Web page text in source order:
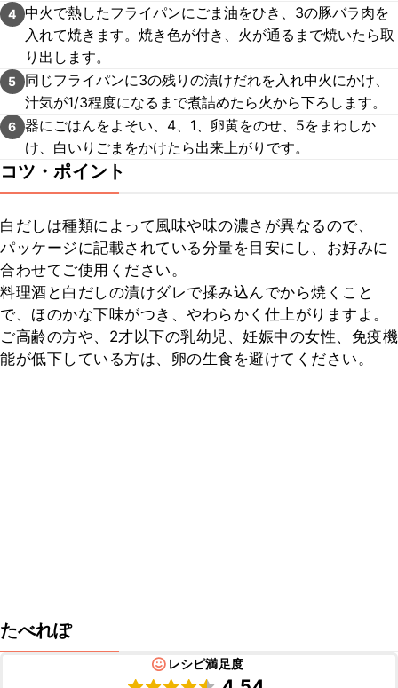
4 中火で熱したフライパンにごま油をひき、3の豚バラ肉を
入れて焼きます。焼き色が付き、火が通るまで焼いたら取
り出します。
5
同じフライパンに3の残りの漬けだれを入れ中火にかけ、
汁気が1/3程度になるまで煮詰めたら火から下ろします。
6 器にごはんをよそい、4、1、卵黄をのせ、5をまわしか
け、白いりごまをかけたら出来上がりです。
コツ・ポイント
白だしは種類によって風味や味の濃さが異なるので、
パッケージに記載されている分量を目安にし、お好みに
合わせてご使用ください。
料理酒と白だしの漬けダレで揉み込んでから焼くこと
で、ほのかな下味がつき、やわらかく仕上がりますよ。
ご高齢の方や、2才以下の乳幼児、妊娠中の女性、免疫機
能が低下している方は、卵の生食を避けてください。
たべれぽ
レシピ満足度